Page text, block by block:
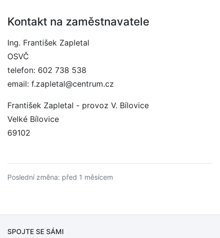
Kontakt na zaměstnavatele
Ing. František Zapletal
OSVČ
telefon: 602 738 538
email: f.zapletal@centrum.cz
František Zapletal - provoz V. Bílovice
Velké Bílovice
69102
Poslední změna: před 1 měsícem
SPOJTE SE SÁMI